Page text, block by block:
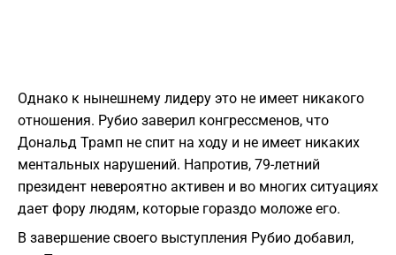
Однако к нынешнему лидеру это не имеет никакого
отношения. Рубио заверил конгрессменов, что
Дональд Трамп не спит на ходу и не имеет никаких
ментальных нарушений. Напротив, 79-летний
президент невероятно активен и во многих ситуациях
дает фору людям, которые гораздо моложе его.
В завершение своего выступления Рубио добавил,